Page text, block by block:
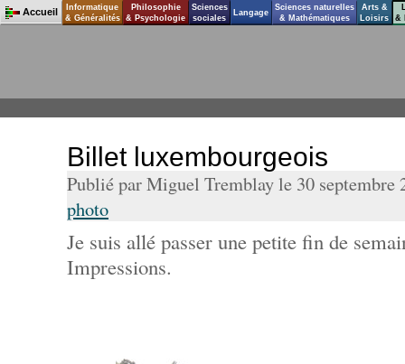
Billet luxembourgeois
Publié par Miguel Tremblay le 30 septembre
photo
Je suis allé passer une petite fin de
Impressions.
Accueil
Informatique
& Généralités
Philosophie
& Psychologie
Sciences
sociales
Langage
Sciences naturelles
& Mathématiques
Arts &
Loisirs
&